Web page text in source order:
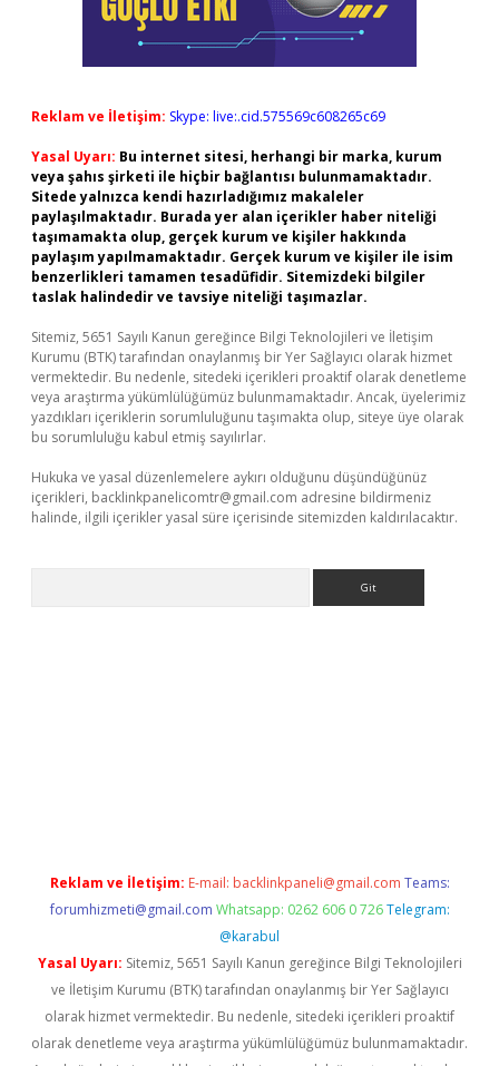
Reklam ve İletişim: Skype: live:.cid.575569c608265c69
Yasal Uyarı: Bu internet sitesi, herhangi bir marka, kurum
veya şahıs şirketi ile hiçbir bağlantısı bulunmamaktadır.
Sitede yalnızca kendi hazırladığımız makaleler
paylaşılmaktadır. Burada yer alan içerikler haber niteliği
taşımamakta olup, gerçek kurum ve kişiler hakkında
paylaşım yapılmamaktadır. Gerçek kurum ve kişiler ile isim
benzerlikleri tamamen tesadüfidir. Sitemizdeki bilgiler
taslak halindedir ve tavsiye niteliği taşımazlar.
Sitemiz, 5651 Sayılı Kanun gereğince Bilgi Teknolojileri ve İletişim
Kurumu (BTK) tarafından onaylanmış bir Yer Sağlayıcı olarak hizmet
vermektedir. Bu nedenle, sitedeki içerikleri proaktif olarak denetleme
veya araştırma yükümlülüğümüz bulunmamaktadır. Ancak, üyelerimiz
yazdıkları içeriklerin sorumluluğunu taşımakta olup, siteye üye olarak
bu sorumluluğu kabul etmiş sayılırlar.
Hukuka ve yasal düzenlemelere aykırı olduğunu düşündüğünüz
içerikleri, backlinkpanelicomtr@gmail.com adresine bildirmeniz
halinde, ilgili içerikler yasal süre içerisinde sitemizden kaldırılacaktır.
Reklam ve İletişim: E-mail: backlinkpaneli@gmail.com Teams:
forumhizmeti@gmail.com Whatsapp: 0262 606 0 726 Telegram:
@karabul
Yasal Uyarı: Sitemiz, 5651 Sayılı Kanun gereğince Bilgi Teknolojileri
ve İletişim Kurumu (BTK) tarafından onaylanmış bir Yer Sağlayıcı
olarak hizmet vermektedir. Bu nedenle, sitedeki içerikleri proaktif
olarak denetleme veya araştırma yükümlülüğümüz bulunmamaktadır.